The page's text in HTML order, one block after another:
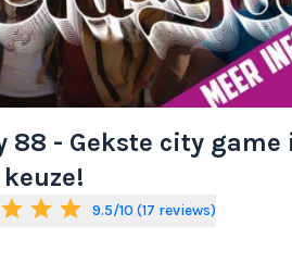
88 - Gekste city game
star star star 9.5/10 (17 reviews)